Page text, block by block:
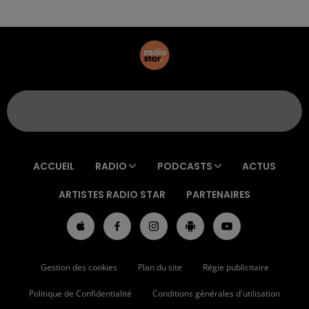
ACCUEIL RADIO PODCASTS ACTUS
ARTISTES RADIO STAR PARTENAIRES
Gestion des cookies Plan du site Régie publicitaire
Politique de Confidentialité Conditions générales d'utilisation